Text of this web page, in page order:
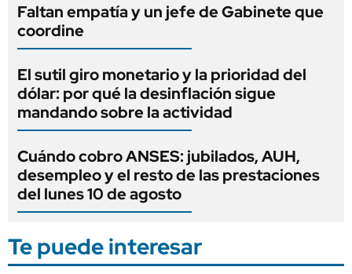
Faltan empatía y un jefe de Gabinete que
coordine
El sutil giro monetario y la prioridad del
dólar: por qué la desinflación sigue
mandando sobre la actividad
Cuándo cobro ANSES: jubilados, AUH,
desempleo y el resto de las prestaciones
del lunes 10 de agosto
Te puede interesar